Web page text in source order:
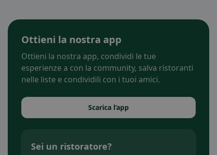
Ottieni la nostra app
Ottieni la nostra app, condividi le tue
esperienze a con la community, salva ristoranti
nelle liste e condividili con i tuoi amici.
Scarica l’app
Sei un ristoratore?